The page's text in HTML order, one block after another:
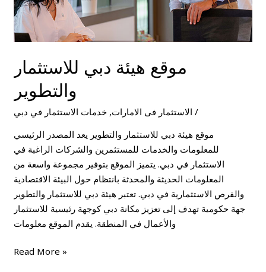
موقع هيئة دبي للاستثمار
والتطوير
الاستثمار فى الامارات, خدمات الاستثمار في دبي
/
موقع هيئة دبي للاستثمار والتطوير يعد المصدر الرئيسي
للمعلومات والخدمات للمستثمرين والشركات الراغبة في
الاستثمار في دبي. يتميز الموقع بتوفير مجموعة واسعة من
المعلومات الحديثة والمحدثة بانتظام حول البيئة الاقتصادية
والفرص الاستثمارية في دبي. تعتبر هيئة دبي للاستثمار والتطوير
جهة حكومية تهدف إلى تعزيز مكانة دبي كوجهة رئيسية للاستثمار
والأعمال في المنطقة. يقدم الموقع معلومات
Read More »